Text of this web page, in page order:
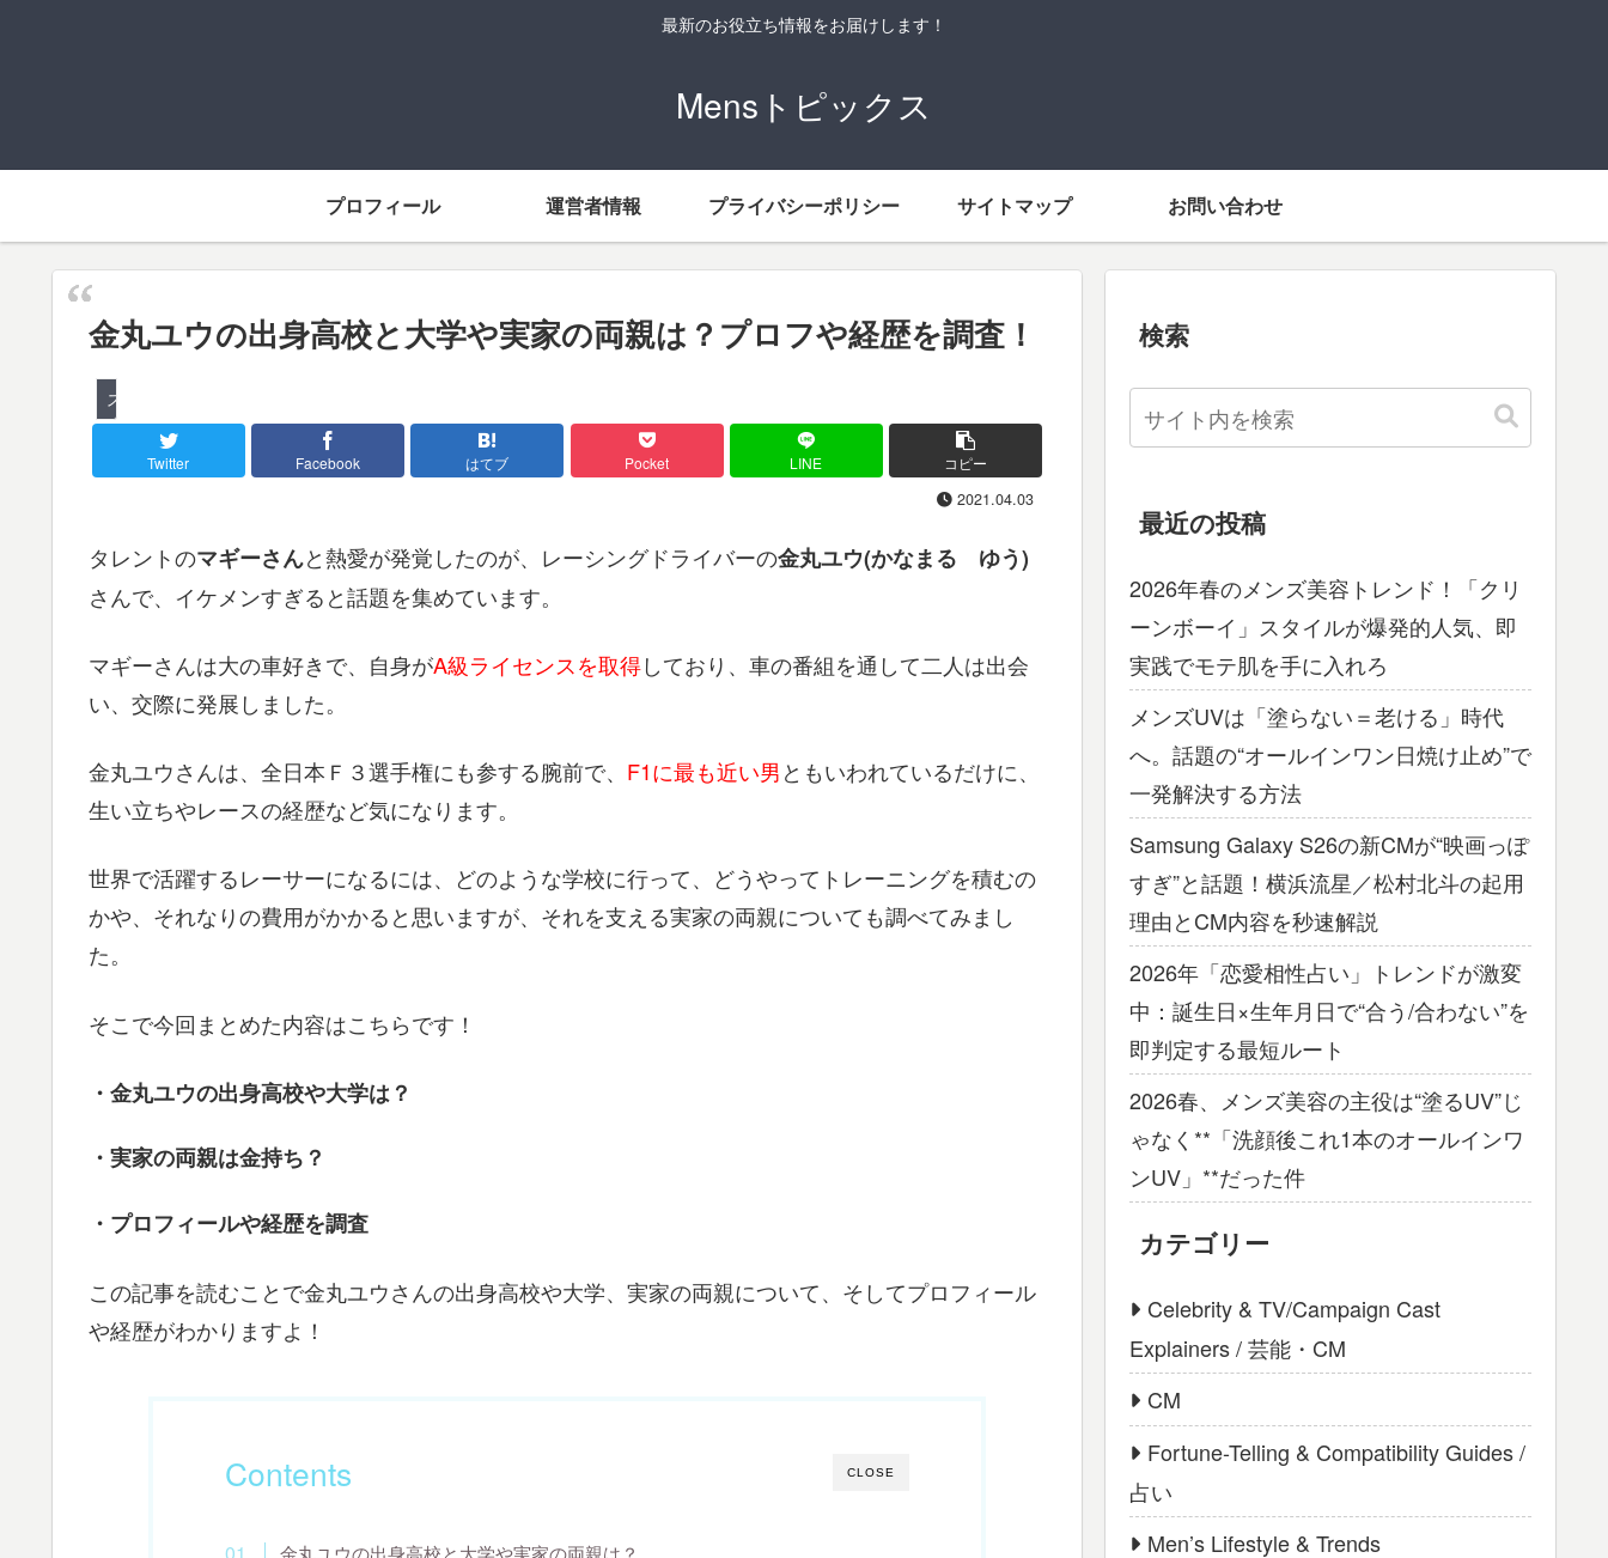
最新のお役立ち情報をお届けします！
Mensトピックス
プロフィール 運営者情報 プライバシーポリシー サイトマップ お問い合わせ
金丸ユウの出身高校と大学や実家の両親は？プロフや経歴を調査！
スポーツ
Twitter Facebook はてブ Pocket LINE コピー
2021.04.03
タレントのマギーさんと熱愛が発覚したのが、レーシングドライバーの金丸ユウ(かなまる ゆう)
さんで、イケメンすぎると話題を集めています。
マギーさんは大の車好きで、自身がA級ライセンスを取得しており、車の番組を通して二人は出会
い、交際に発展しました。
金丸ユウさんは、全日本Ｆ３選手権にも参する腕前で、 F1に最も近い男ともいわれているだけに、
生い立ちやレースの経歴など気になります。
世界で活躍するレーサーになるには、どのような学校に行って、どうやってトレーニングを積むの
かや、それなりの費用がかかると思いますが、それを支える実家の両親についても調べてみまし
た。
そこで今回まとめた内容はこちらです！
・金丸ユウの出身高校や大学は？
・実家の両親は金持ち？
・プロフィールや経歴を調査
この記事を読むことで金丸ユウさんの出身高校や大学、実家の両親について、そしてプロフィール
や経歴がわかりますよ！
CLOSE
Contents
金丸ユウの出身高校と大学や実家の両親は？
検索
最近の投稿
2026年春のメンズ美容トレンド！「クリ
ーンボーイ」スタイルが爆発的人気、即
実践でモテ肌を手に入れろ
メンズUVは「塗らない＝老ける」時代
へ。話題の“オールインワン日焼け止め”で
一発解決する方法
Samsung Galaxy S26の新CMが“映画っぽ
すぎ”と話題！横浜流星／松村北斗の起用
理由とCM内容を秒速解説
2026年「恋愛相性占い」トレンドが激変
中：誕生日×生年月日で“合う/合わない”を
即判定する最短ルート
2026春、メンズ美容の主役は“塗るUV”じ
ゃなく**「洗顔後これ1本のオールインワ
ンUV」**だった件
カテゴリー
Celebrity & TV/Campaign Cast
Explainers / 芸能・CM
CM
Fortune-Telling & Compatibility Guides /
占い
Men’s Lifestyle & Trends